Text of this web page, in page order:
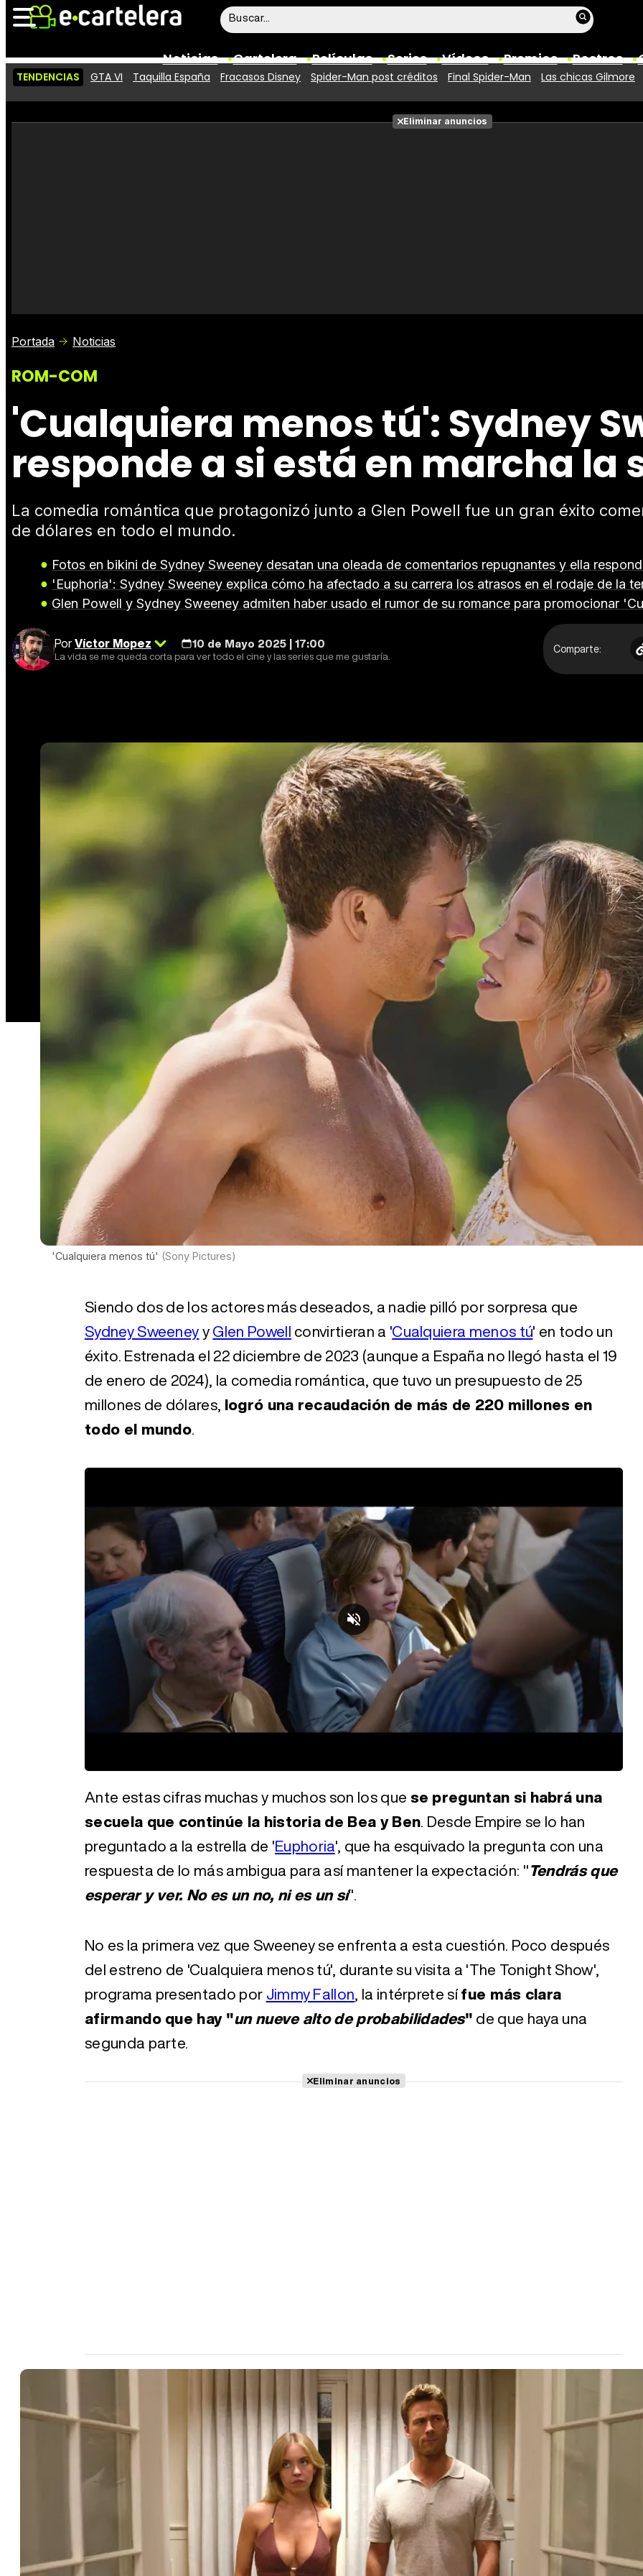
Noticias Cartelera Películas Series Vídeos Premios Rostros
Vídeos
Taquilla Fotos
TENDENCIAS GTA VI Taquilla España Fracasos Disney Spider-Man post créditos Final Spider-Man Las chicas Gilmore
Eliminar anuncios
Portada Noticias
ROM-COM
'Cualquiera menos tú': Sydney
responde a si está en marcha la
La comedia romántica que protagonizó junto a Glen Powell fue un gran éxito
de dólares en todo el mundo.
Fotos en bikini de Sydney Sweeney desatan una oleada de comentarios repugnantes y ella
'Euphoria': Sydney Sweeney explica cómo ha afectado a su carrera los atrasos en el rodaje de la
Glen Powell y Sydney Sweeney admiten haber usado el rumor de su romance para promocionar
PorVíctor Mopez 10 de Mayo 2025 | 17:00
La vida se me queda corta para ver todo el cine y las series que me gustaría. Comparte:
'Cualquiera menos tú' (Sony Pictures)
Siendo dos de los actores más deseados, a nadie pilló por sorpresa que
Sydney SweeneyyGlen Powellconvirtieran a 'Cualquiera menos tú' en todo un
éxito. Estrenada el 22 diciembre de 2023 (aunque a España no llegó hasta el 19
de enero de 2024), la comedia romántica, que tuvo un presupuesto de 25
millones de dólares, logró una recaudación de más de 220 millones en
todo el mundo.
30.70%
Ante estas cifras muchas y muchos son los que se preguntan si habrá una
secuela que continúe la historia de Bea y Ben. Desde Empire se lo han
preguntado a la estrella de 'Euphoria', que ha esquivado la pregunta con una
respuesta de lo más ambigua para así mantener la expectación: "Tendrás que
esperar y ver. No es un no, ni es un sí".
No es la primera vez que Sweeney se enfrenta a esta cuestión. Poco después
del estreno de 'Cualquiera menos tú', durante su visita a 'The Tonight Show',
programa presentado porJimmy Fallon, la intérprete sífue más clara
afirmando que hay "un nueve alto de probabilidades"de que haya una
segunda parte.
Eliminar anuncios